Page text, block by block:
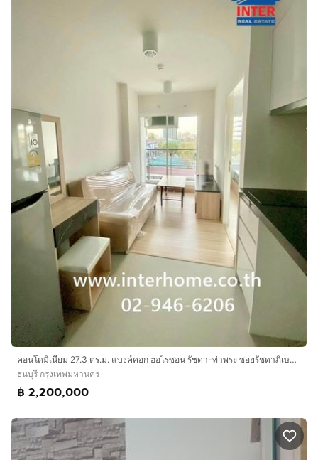
คอนโดมิเนียม 27.3 ตร.ม. แบงค์คอก ฮอไรซอน รัชดา-ท่าพระ ซอยรัชดาภิเษก7-1 ถนนรัชดา-ท่าพระ เขตธนบุรี กรุงเทพมหานคร
ธนบุรี กรุงเทพมหานคร
฿ 2,200,000